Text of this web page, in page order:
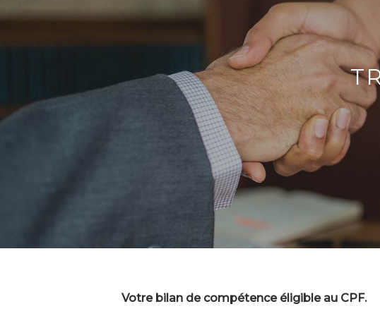
Appuyez sur Entrée pour rechercher ou sur ESC
Votre bilan de compétence éligible au CPF.